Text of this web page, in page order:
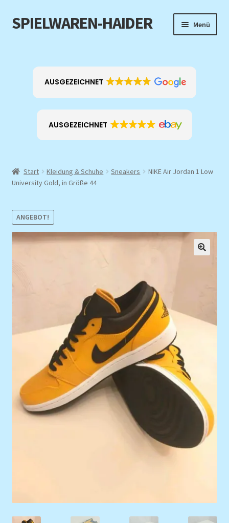
Zur
Navigation
Zum
Inhalt
SPIELWAREN-HAIDER Menü
ANGEBOTE
Kontakt
AUSGEZEICHNET
AUSGEZEICHNET
Start Kleidung & Schuhe Sneakers
NIKE Air Jordan 1 Low
University Gold, in Größe 44
ANGEBOT!